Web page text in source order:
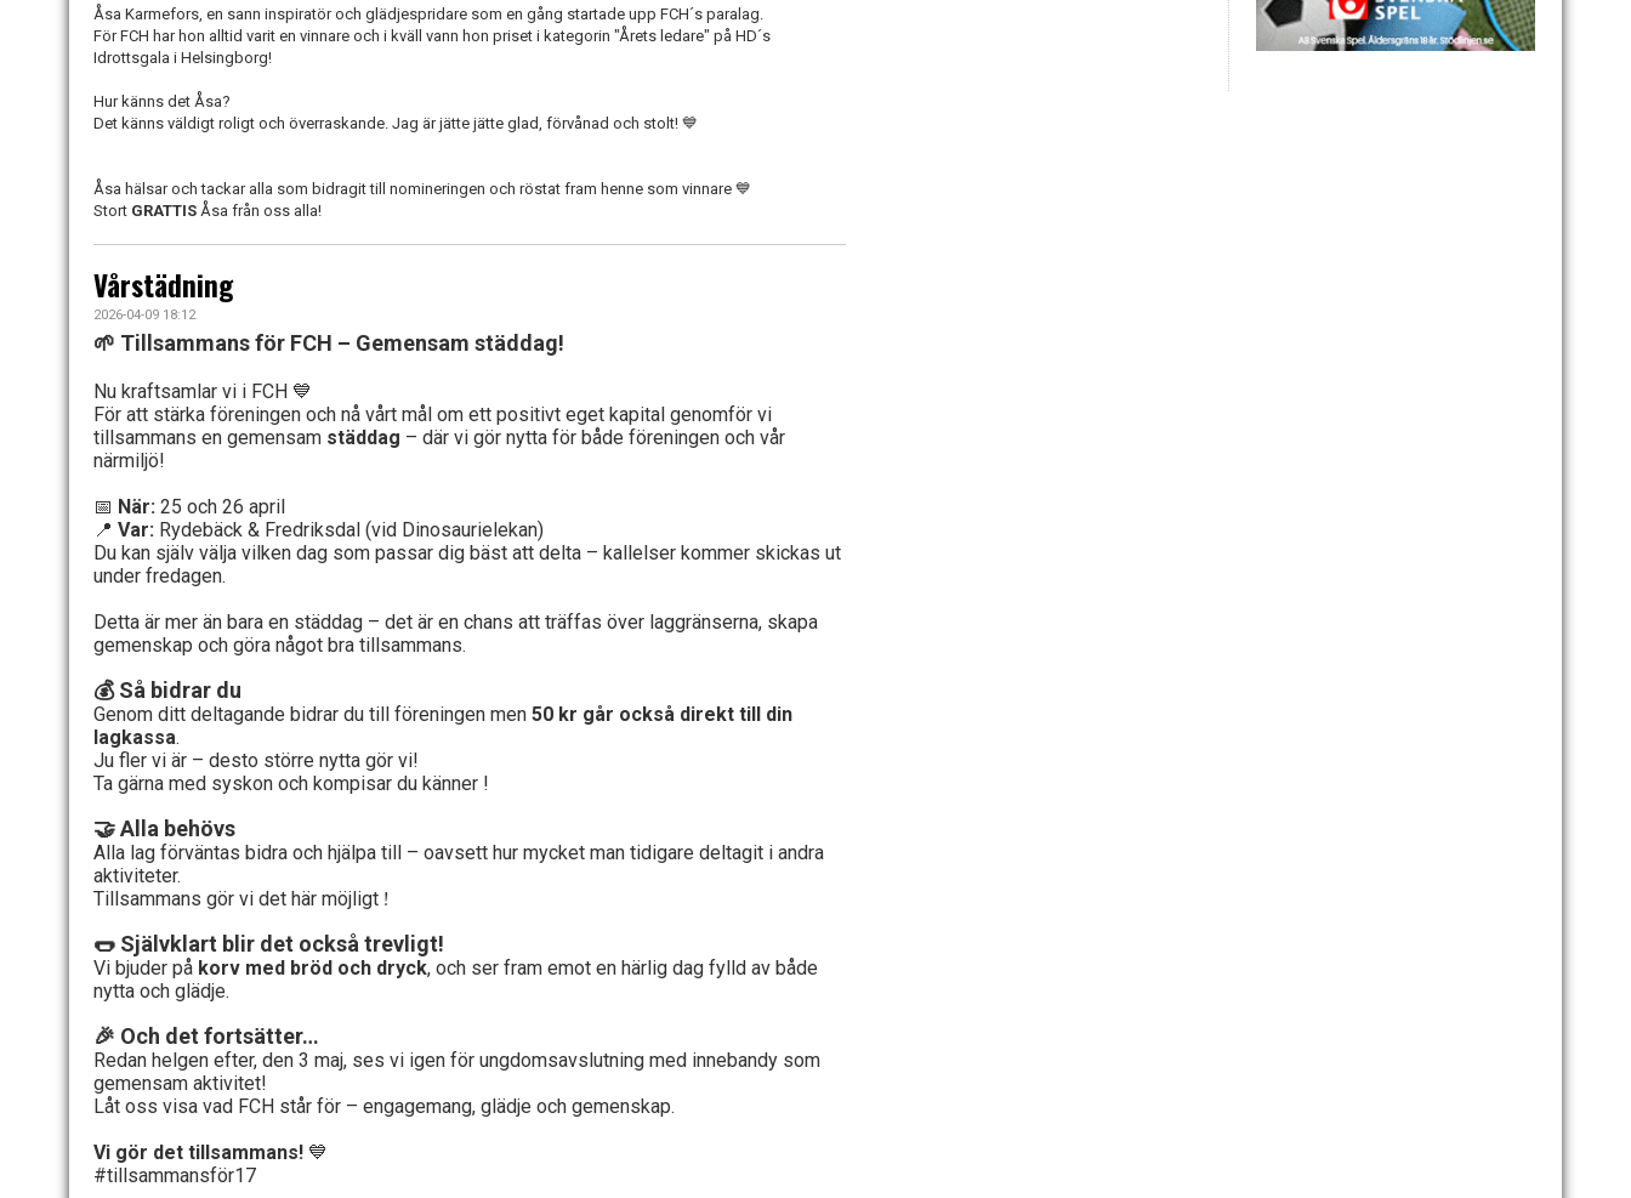
Åsa Karmefors, en sann inspiratör och glädjespridare som en gång startade upp FCH´s paralag.
För FCH har hon alltid varit en vinnare och i kväll vann hon priset i kategorin "Årets ledare" på HD´s
Idrottsgala i Helsingborg!
Hur känns det Åsa?
Det känns väldigt roligt och överraskande. Jag är jätte jätte glad, förvånad och stolt! 💙
Åsa hälsar och tackar alla som bidragit till nomineringen och röstat fram henne som vinnare 💙
Stort GRATTIS Åsa från oss alla!
Vårstädning
2026-04-09 18:12
🌱 Tillsammans för FCH – Gemensam städdag!
Nu kraftsamlar vi i FCH 💙
För att stärka föreningen och nå vårt mål om ett positivt eget kapital genomför vi
tillsammans en gemensam städdag – där vi gör nytta för både föreningen och vår
närmiljö!
📅 När: 25 och 26 april
📍 Var: Rydebäck & Fredriksdal (vid Dinosaurielekan)
Du kan själv välja vilken dag som passar dig bäst att delta – kallelser kommer skickas ut
under fredagen.
Detta är mer än bara en städdag – det är en chans att träffas över laggränserna, skapa
gemenskap och göra något bra tillsammans.
💰Så bidrar du
Genom ditt deltagande bidrar du till föreningen men 50 kr går också direkt till din
lagkassa.
Ju fler vi är – desto större nytta gör vi!
Ta gärna med syskon och kompisar du känner !
🤝 Alla behövs
Alla lag förväntas bidra och hjälpa till – oavsett hur mycket man tidigare deltagit i andra
aktiviteter.
Tillsammans gör vi det här möjligt !
🌭 Självklart blir det också trevligt!
Vi bjuder på korv med bröd och dryck, och ser fram emot en härlig dag fylld av både
nytta och glädje.
🎉 Och det fortsätter…
Redan helgen efter, den 3 maj, ses vi igen för ungdomsavslutning med innebandy som
gemensam aktivitet!
Låt oss visa vad FCH står för – engagemang, glädje och gemenskap.
Vi gör det tillsammans! 💙
#tillsammansför17